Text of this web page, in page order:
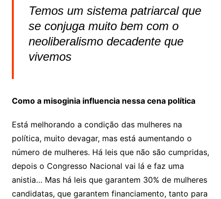
Temos um sistema patriarcal que
se conjuga muito bem com o
neoliberalismo decadente que
vivemos
Como a misoginia influencia nessa cena política
Está melhorando a condição das mulheres na
política, muito devagar, mas está aumentando o
número de mulheres. Há leis que não são cumpridas,
depois o Congresso Nacional vai lá e faz uma
anistia… Mas há leis que garantem 30% de mulheres
candidatas, que garantem financiamento, tanto para